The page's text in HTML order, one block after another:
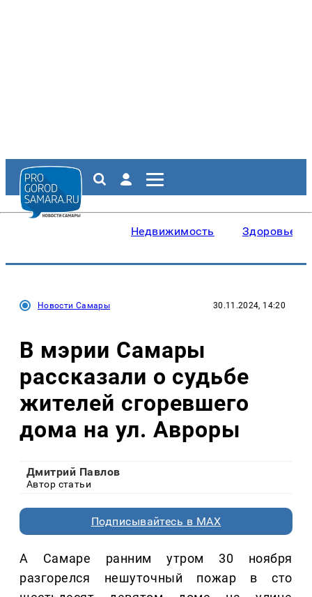
Недвижимость Здоровье
Новости Самары 30.11.2024, 14:20
В мэрии Самары
рассказали о судьбе
жителей сгоревшего
дома на ул. Авроры
Дмитрий Павлов
Автор статьи
Подписывайтесь в MAX
А Самаре ранним утром 30 ноября
разгорелся нешуточный пожар в сто